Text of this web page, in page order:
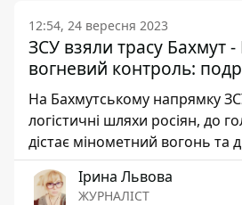
12:54, 24 вересня 2023
ЗСУ взяли трасу Бахмут -
вогневий контроль:
На Бахмутському напрямку
логістичні шляхи росіян, до
дістає мінометний вогонь та
Ірина Львова
ЖУРНАЛІСТ